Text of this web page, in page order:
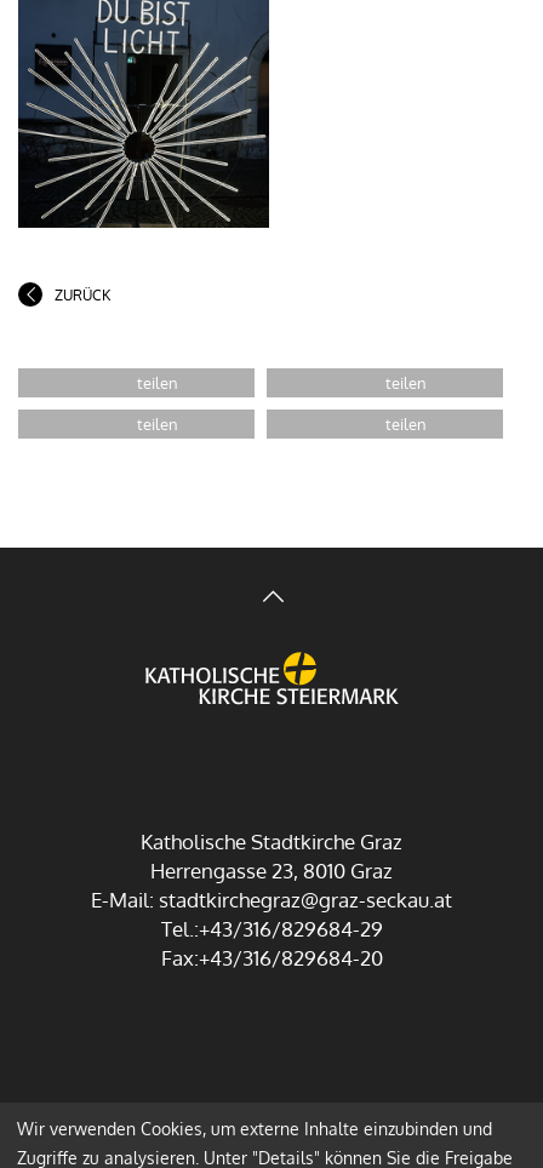
ZURÜCK
Katholische Stadtkirche Graz
Herrengasse 23, 8010 Graz
E-Mail: stadtkirchegraz@graz-seckau.at
Tel.:+43/316/829684-29
Fax:+43/316/829684-20
Impressum Datenschutz
Wir verwenden Cookies, um externe Inhalte einzubinden und
Zugriffe zu analysieren. Unter "Details" können Sie die Freigabe